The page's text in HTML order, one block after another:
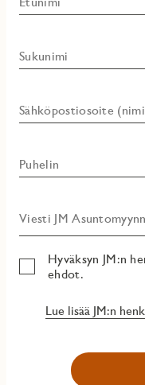
Sukunimi
Sähköpostiosoite
Puhelin
Viesti JM
Hyväksyn JM:n
ehdot.
Lue lisää JM:n